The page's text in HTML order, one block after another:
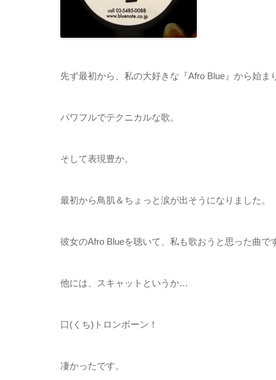
先ず最初から、私の大好きな『Afro Blue』から始
パワフルでテクニカルな歌。
そして表現豊か。
最初から鳥肌＆ちょっと涙が出そうになりました。
彼女のAfro Blueを聴いて、私も歌おうと思った曲で
他には、スキャットというか…
口(くち)トロンボーン！
凄かったです。